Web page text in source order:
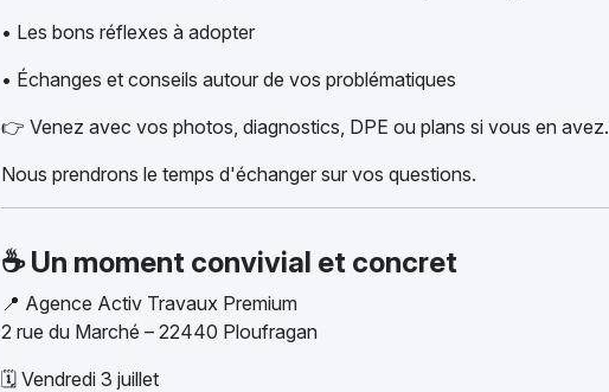
• Les bons réflexes à adopter
• Échanges et conseils autour de vos problématiques
👉 Venez avec vos photos, diagnostics, DPE ou plans si vous en avez.
Nous prendrons le temps d'échanger sur vos questions.
☕ Un moment convivial et concret
📍 Agence Activ Travaux Premium
2 rue du Marché – 22440 Ploufragan
🗓 Vendredi 3 juillet